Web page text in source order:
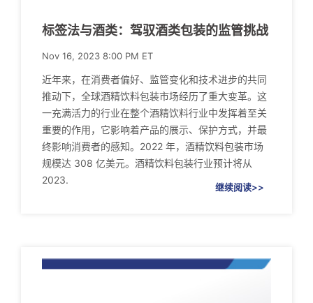
标签法与酒类：驾驭酒类包装的监管挑战
Nov 16, 2023 8:00 PM ET
近年来，在消费者偏好、监管变化和技术进步的共同
推动下，全球酒精饮料包装市场经历了重大变革。这
一充满活力的行业在整个酒精饮料行业中发挥着至关
重要的作用，它影响着产品的展示、保护方式，并最
终影响消费者的感知。2022 年，酒精饮料包装市场
规模达 308 亿美元。酒精饮料包装行业预计将从
2023.
继续阅读>>